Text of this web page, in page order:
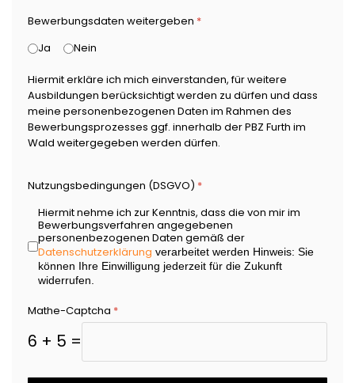
Bewerbungsdaten weitergeben *
Ja
Nein
Hiermit erkläre ich mich einverstanden, für weitere
Ausbildungen berücksichtigt werden zu dürfen und dass
meine personenbezogenen Daten im Rahmen des
Bewerbungsprozesses ggf. innerhalb der PBZ Furth im
Wald weitergegeben werden dürfen.
Nutzungsbedingungen (DSGVO) *
Hiermit nehme ich zur Kenntnis, dass die von mir im
Bewerbungsverfahren angegebenen
personenbezogenen Daten gemäß der
Datenschutzerklärung verarbeitet werden Hinweis: Sie
können Ihre Einwilligung jederzeit für die Zukunft
widerrufen.
Mathe-Captcha *
6 + 5 =